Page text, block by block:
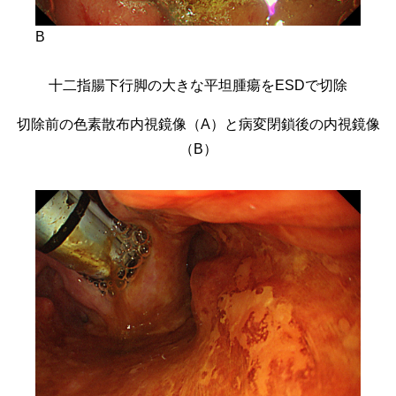
B
十二指腸下行脚の大きな平坦腫瘍をESDで切除
切除前の色素散布内視鏡像（A）と病変閉鎖後の内視鏡像
（B）